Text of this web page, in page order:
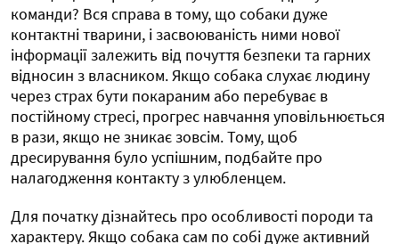
команди? Вся справа в тому, що собаки дуже
контактні тварини, і засвоюваність ними нової
інформації залежить від почуття безпеки та гарних
відносин з власником. Якщо собака слухає людину
через страх бути покараним або перебуває в
постійному стресі, прогрес навчання уповільнюється
в рази, якщо не зникає зовсім. Тому, щоб
дресирування було успішним, подбайте про
налагодження контакту з улюбленцем.
Для початку дізнайтесь про особливості породи та
характеру. Якщо собака сам по собі дуже активний